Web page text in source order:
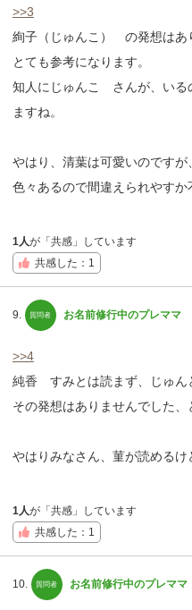
>>3
絢子（じゅんこ） の発想はあ
とても参考になります。
知人にじゅんこ さんが、いる
ますね。
やはり、清葉は可愛いのです
色々あるので間違えられやすか
1人が「共感」しています
共感した：1
9. お名前修行中のプレママ
>>4
純香 すみとは読まず、じゅん
その発想はありませんでした、
やはりみなさん、菫が読めるけ
1人が「共感」しています
共感した：1
10. お名前修行中のプレママ